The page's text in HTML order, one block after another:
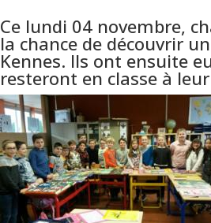
Ce lundi 04 novembre,
la chance de découvrir
Kennes. Ils ont ensuite
resteront en classe à